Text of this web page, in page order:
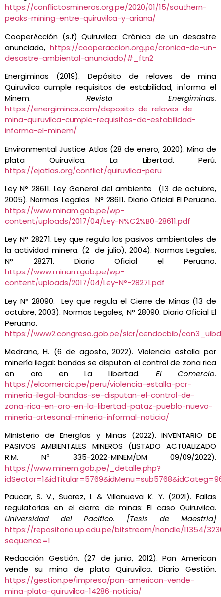
https://conflictosmineros.org.pe/2020/01/15/southern-
peaks-mining-entre-quiruvilca-y-ariana/
CooperAcción (s.f) Quiruvilca: Crónica de un desastre
anunciado, https://cooperaccion.org.pe/cronica-de-un-
desastre-ambiental-anunciado/#_ftn2
Energiminas (2019). Depósito de relaves de mina
Quiruvilca cumple requisitos de estabilidad, informa el
Minem. Revista Energiminas.
https://energiminas.com/deposito-de-relaves-de-
mina-quiruvilca-cumple-requisitos-de-estabilidad-
informa-el-minem/
Environmental Justice Atlas (28 de enero, 2020). Mina de
plata Quiruvilca, La Libertad, Perú.
https://ejatlas.org/conflict/quiruvilca-peru
Ley N° 28611. Ley General del ambiente (13 de octubre,
2005). Normas Legales N° 28611. Diario Oficial El Peruano.
https://www.minam.gob.pe/wp-
content/uploads/2017/04/Ley-N%C2%B0-28611.pdf
Ley N° 28271. Ley que regula los pasivos ambientales de
la actividad minera. (2 de julio), 2004). Normas Legales,
N° 28271. Diario Oficial el Peruano.
https://www.minam.gob.pe/wp-
content/uploads/2017/04/Ley-N°-28271.pdf
Ley N° 28090. Ley que regula el Cierre de Minas (13 de
octubre, 2003). Normas Legales, N° 28090. Diario Oficial El
Peruano.
https://www2.congreso.gob.pe/sicr/cendocbib/
Medrano, H. (6 de agosto, 2022). Violencia estalla por
minería ilegal: bandas se disputan el control de zona rica
en oro en La Libertad. El Comercio.
https://elcomercio.pe/peru/violencia-estalla-por-
mineria-ilegal-bandas-se-disputan-el-control-de-
zona-rica-en-oro-en-la-libertad-pataz-pueblo-nuevo-
mineria-artesanal-mineria-informal-noticia/
Ministerio de Energías y Minas (2022). INVENTARIO DE
PASIVOS AMBIENTALES MINEROS (LISTADO ACTUALIZADO
R.M. Nº 335-2022-MINEM/DM 09/09/2022).
https://www.minem.gob.pe/_detalle.php?
Paucar, S. V., Suarez, I. & Villanueva K. Y. (2021). Fallas
regulatorias en el cierre de minas: El caso Quiruvilca.
Universidad del Pacifico. [Tesis de Maestria]
https://repositorio.up.edu.pe/bitstream/handle/11354/
sequence=1
Redacción Gestión. (27 de junio, 2012). Pan American
vende su mina de plata Quiruvilca. Diario Gestión.
https://gestion.pe/impresa/pan-american-vende-
mina-plata-quiruvilca-14286-noticia/